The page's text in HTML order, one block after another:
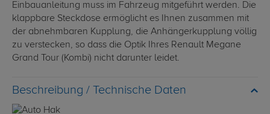
Einbauanleitung muss im Fahrzeug mitgeführt werden. Die
klappbare Steckdose ermöglicht es Ihnen zusammen mit
der abnehmbaren Kupplung, die Anhängerkupplung völlig
zu verstecken, so dass die Optik Ihres Renault Megane
Grand Tour (Kombi) nicht darunter leidet.
Technische Daten